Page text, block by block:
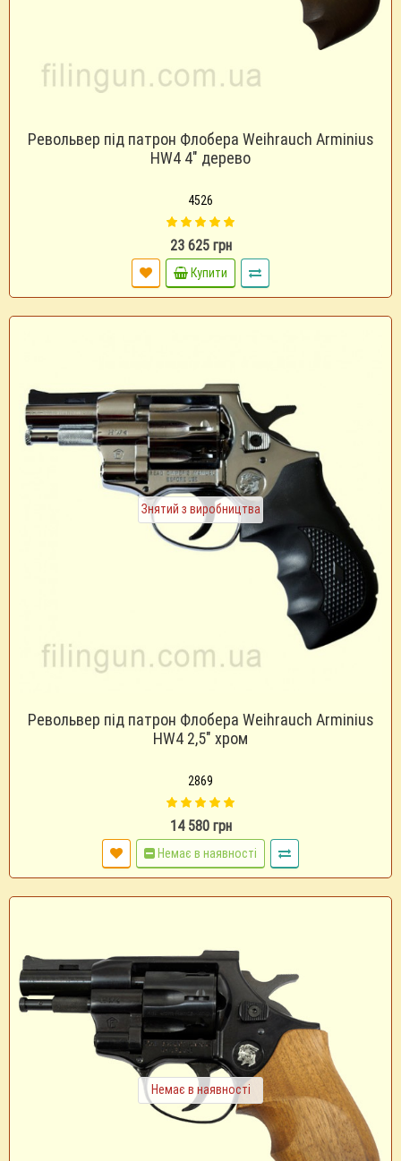
Револьвер під патрон Флобера Weihrauch Arminius
HW4 4" дерево
4526
23 625 грн
Купити
Знятий з виробництва
Револьвер під патрон Флобера Weihrauch Arminius
HW4 2,5" хром
2869
14 580 грн
Немає в наявності
Немає в наявності